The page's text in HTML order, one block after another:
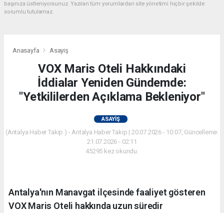
başınıza üstleniyorsunuz. Yazılan tüm yorumlardan site yönetimi hiçbir şekilde
sorumlu tutulamaz.
Anasayfa Asayiş
VOX Maris Oteli Hakkındaki
İddialar Yeniden Gündemde:
"Yetkililerden Açıklama Bekleniyor"
ASAYIŞ
(Antalya Haber Takip ) - Antalya Haber Takip | 20.07.2026 - 10:07, Güncelleme:
21.07.2026 - 02:11
45295 kez okundu.
Antalya'nın Manavgat ilçesinde faaliyet gösteren
VOX Maris Oteli hakkında uzun süredir